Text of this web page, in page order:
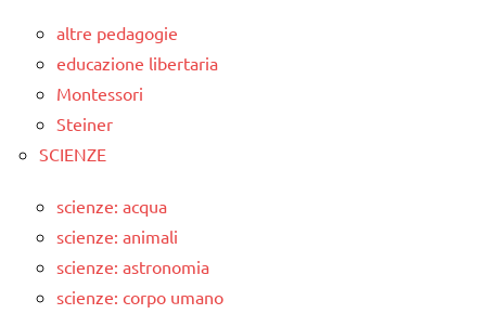
altre pedagogie
educazione libertaria
Montessori
Steiner
SCIENZE
scienze: acqua
scienze: animali
scienze: astronomia
scienze: corpo umano